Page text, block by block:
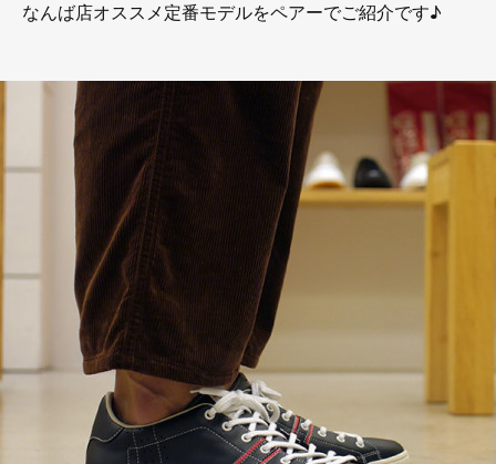
なんば店オススメ定番モデルをペアーでご紹介です♪